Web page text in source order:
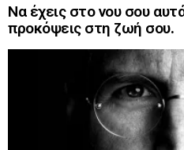
Να έχεις στο νου σου
προκόψεις στη ζωή σου.